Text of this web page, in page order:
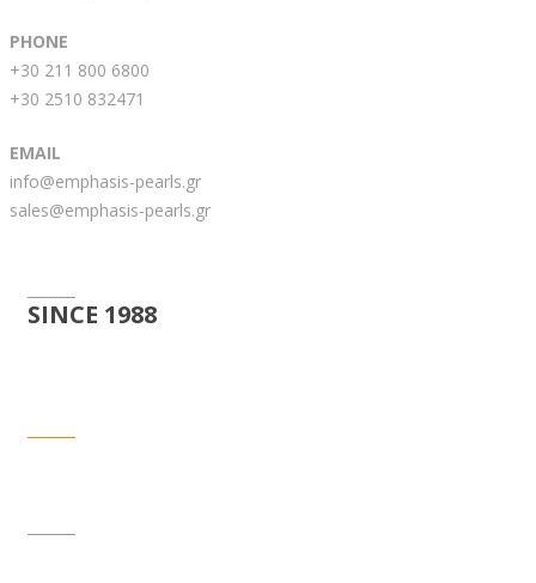
PHONE
+30 211 800 6800
+30 2510 832471
EMAIL
info@emphasis-pearls.gr
sales@emphasis-pearls.gr
SINCE 1988